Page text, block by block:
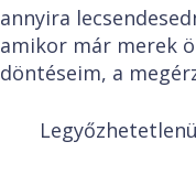
annyira
amikor már merek
döntéseim, a